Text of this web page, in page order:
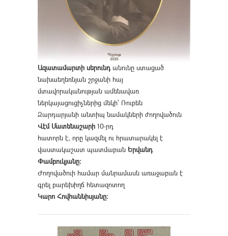
Ազատամարտի սերունդանունը ստացած
նախաեղեռնյան շրջանի հայ
մտավորականության ամենավառ
ներկայացուցիչներից մեկի՝ Ռուբեն
Զարդարյանի անտիպ նամակների ժողովածուն
Վէմ Մատենաշարի 10-րդ
հատորն է, որը կազմել ու հրատարակել է
վաստակաշատ պատմաբան Երվանդ
Փամբուկյանը։
Ժողովածուի համար մանրամասն առաջաբան է
գրել բարեխիղճ հետազոտող
Կարո Հովհաննիսյանը։